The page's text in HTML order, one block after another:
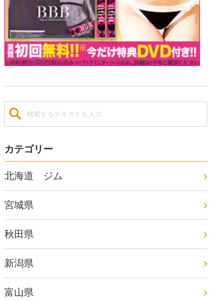
カテゴリー
北海道 ジム
宮城県
秋田県
新潟県
富山県